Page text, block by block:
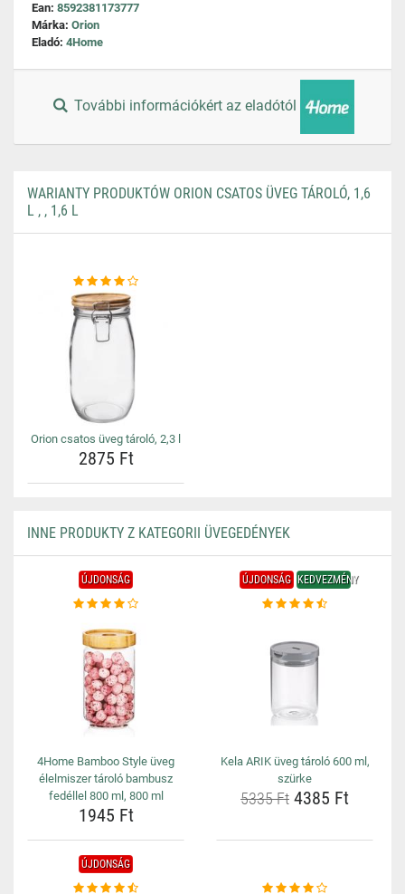
Ean: 8592381173777
Márka: Orion
Eladó: 4Home
További információkért az eladótól
WARIANTY PRODUKTÓW ORION CSATOS ÜVEG TÁROLÓ, 1,6
L , , 1,6 L
Orion csatos üveg tároló, 2,3 l
2875 Ft
INNE PRODUKTY Z KATEGORII ÜVEGEDÉNYEK
ÚJDONSÁG
4Home Bamboo Style üveg
élelmiszer tároló bambusz
fedéllel 800 ml, 800 ml
1945 Ft
ÚJDONSÁG KEDVEZMÉNY
Kela ARIK üveg tároló 600 ml,
szürke
5335 Ft 4385 Ft
ÚJDONSÁG